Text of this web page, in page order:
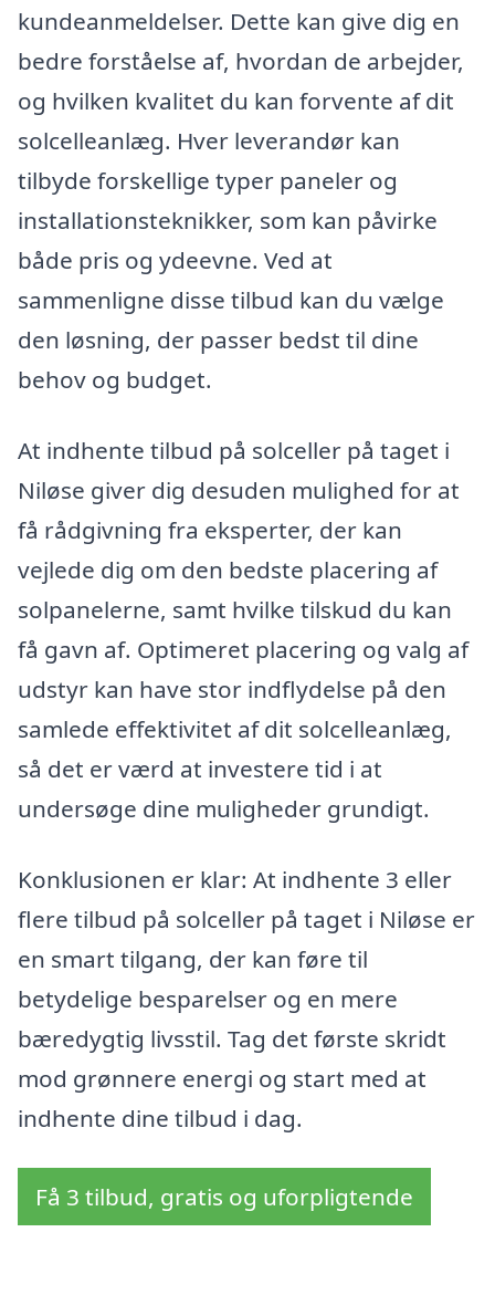
kundeanmeldelser. Dette kan give dig en
bedre forståelse af, hvordan de arbejder,
og hvilken kvalitet du kan forvente af dit
solcelleanlæg. Hver leverandør kan
tilbyde forskellige typer paneler og
installationsteknikker, som kan påvirke
både pris og ydeevne. Ved at
sammenligne disse tilbud kan du vælge
den løsning, der passer bedst til dine
behov og budget.
At indhente tilbud på solceller på taget i
Niløse giver dig desuden mulighed for at
få rådgivning fra eksperter, der kan
vejlede dig om den bedste placering af
solpanelerne, samt hvilke tilskud du kan
få gavn af. Optimeret placering og valg af
udstyr kan have stor indflydelse på den
samlede effektivitet af dit solcelleanlæg,
så det er værd at investere tid i at
undersøge dine muligheder grundigt.
Konklusionen er klar: At indhente 3 eller
flere tilbud på solceller på taget i Niløse er
en smart tilgang, der kan føre til
betydelige besparelser og en mere
bæredygtig livsstil. Tag det første skridt
mod grønnere energi og start med at
indhente dine tilbud i dag.
Få 3 tilbud, gratis og uforpligtende